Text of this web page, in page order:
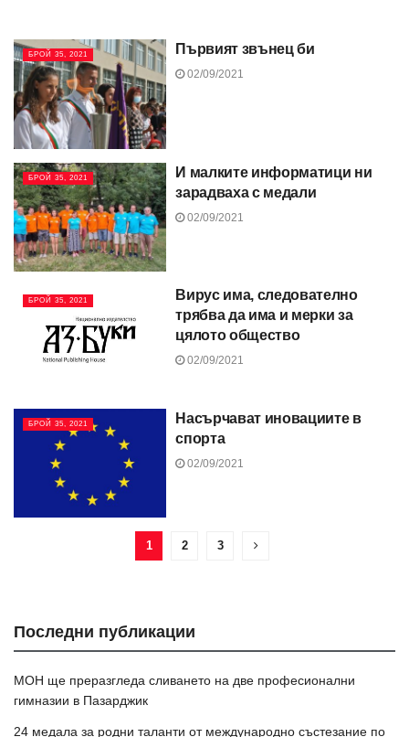
БРОЙ 35, 2021 Първият звънец би
02/09/2021
БРОЙ 35, 2021
И малките информатици ни
зарадваха с медали
02/09/2021
БРОЙ 35, 2021
Вирус има, следователно
трябва да има и мерки за
цялото общество
02/09/2021
БРОЙ 35, 2021
Насърчават иновациите в
спорта
02/09/2021
1 2 3
Последни публикации
МОН ще преразгледа сливането на две професионални
гимназии в Пазарджик
24 медала за родни таланти от международно състезание по